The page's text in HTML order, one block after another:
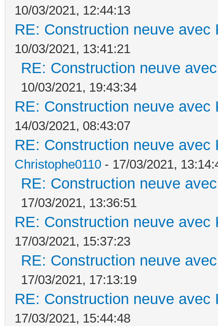
10/03/2021, 12:44:13
RE: Construction neuve avec
10/03/2021, 13:41:21
RE: Construction neuve
10/03/2021, 19:43:34
RE: Construction neuve avec
14/03/2021, 08:43:07
RE: Construction neuve avec
Christophe0110 - 17/03/2021,
RE: Construction neuve
17/03/2021, 13:36:51
RE: Construction neuve avec
17/03/2021, 15:37:23
RE: Construction neuve
17/03/2021, 17:13:19
RE: Construction neuve avec
17/03/2021, 15:44:48